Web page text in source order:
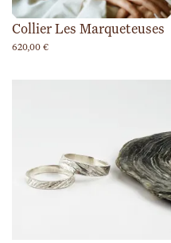
Collier Les Marqueteuses
620,00 €